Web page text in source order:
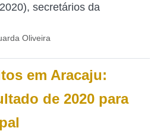
secretários da
Oliveira
em Aracaju:
de 2020 para